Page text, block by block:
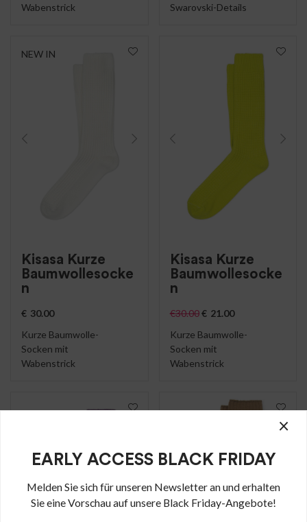
Wabenstrick
Swarovski-Details
NEW IN
Kisasa Kurze
Baumwollesocke
n
€ 30.00
Kurze Baumwolle-
Socken mit
Wabenstrick
Kisasa Kurze
Baumwollesocke
n
€30.00 € 21.00
Kurze Baumwolle-
Socken mit
Wabenstrick
×
EARLY ACCESS BLACK FRIDAY
Melden Sie sich für unseren Newsletter an und erhalten
Sie eine Vorschau auf unsere Black Friday-Angebote!